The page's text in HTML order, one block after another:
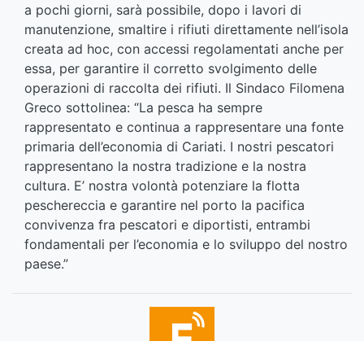
a pochi giorni, sarà possibile, dopo i lavori di
manutenzione, smaltire i rifiuti direttamente nell’isola
creata ad hoc, con accessi regolamentati anche per
essa, per garantire il corretto svolgimento delle
operazioni di raccolta dei rifiuti. Il Sindaco Filomena
Greco sottolinea: “La pesca ha sempre
rappresentato e continua a rappresentare una fonte
primaria dell’economia di Cariati. I nostri pescatori
rappresentano la nostra tradizione e la nostra
cultura. E’ nostra volontà potenziare la flotta
peschereccia e garantire nel porto la pacifica
convivenza fra pescatori e diportisti, entrambi
fondamentali per l’economia e lo sviluppo del nostro
paese.”